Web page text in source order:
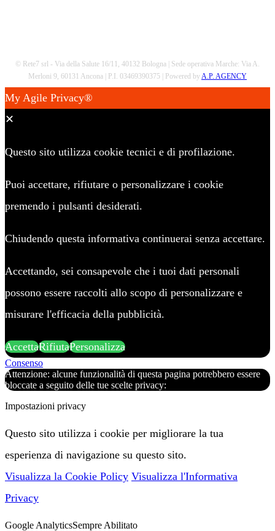
© Rete7 srl - Via della Salute 16/11, 40132 Bologna | Sede operativa Marche: Via A.
Merloni 9, 60131 Ancona | P.I. 03469390375 | Powered by A.P. AGENCY
My Agile Privacy®
✕
Questo sito utilizza cookie tecnici e di profilazione.
Puoi accettare, rifiutare o personalizzare i cookie
premendo i pulsanti desiderati.
Chiudendo questa informativa continuerai senza accettare.
Accettando, sei consapevole che i tuoi dati personali
possono essere raccolti allo scopo di personalizzare e
misurare l'efficacia della pubblicità.
AccettaRifiutaPersonalizza
Consenso
Attenzione: alcune funzionalità di questa pagina potrebbero essere
bloccate a seguito delle tue scelte privacy:
Impostazioni privacy
Questo sito utilizza i cookie per migliorare la tua
esperienza di navigazione su questo sito.
Visualizza la Cookie Policy Visualizza l'Informativa
Privacy
Google AnalyticsSempre Abilitato